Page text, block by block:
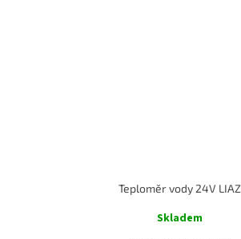
Teploměr vody 24V LIAZ
Skladem